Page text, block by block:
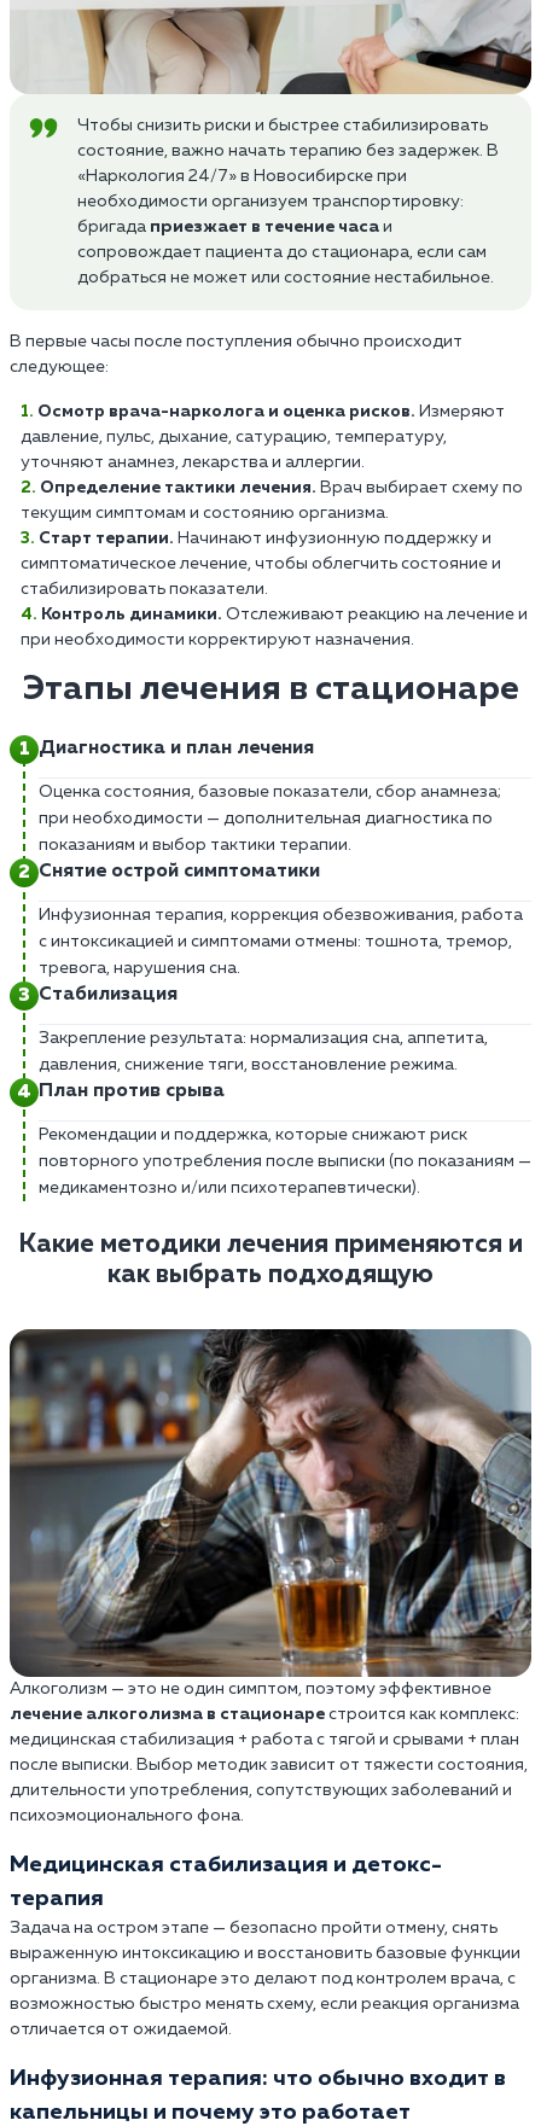
Чтобы снизить риски и быстрее стабилизировать
состояние, важно начать терапию без задержек. В
«Наркология 24/7» в Новосибирске при
необходимости организуем транспортировку:
бригада приезжает в течение часа и
сопровождает пациента до стационара, если сам
добраться не может или состояние нестабильное.
В первые часы после поступления обычно происходит
следующее:
Осмотр врача-нарколога и оценка рисков. Измеряют
давление, пульс, дыхание, сатурацию, температуру,
уточняют анамнез, лекарства и аллергии.
Определение тактики лечения. Врач выбирает схему по
текущим симптомам и состоянию организма.
Старт терапии. Начинают инфузионную поддержку и
симптоматическое лечение, чтобы облегчить состояние и
стабилизировать показатели.
Контроль динамики. Отслеживают реакцию на лечение и
при необходимости корректируют назначения.
Этапы лечения в стационаре
Диагностика и план лечения
Оценка состояния, базовые показатели, сбор анамнеза;
при необходимости — дополнительная диагностика по
показаниям и выбор тактики терапии.
Снятие острой симптоматики
Инфузионная терапия, коррекция обезвоживания, работа
с интоксикацией и симптомами отмены: тошнота, тремор,
тревога, нарушения сна.
Стабилизация
Закрепление результата: нормализация сна, аппетита,
давления, снижение тяги, восстановление режима.
План против срыва
Рекомендации и поддержка, которые снижают риск
повторного употребления после выписки (по показаниям —
медикаментозно и/или психотерапевтически).
Какие методики лечения применяются и
как выбрать подходящую
Алкоголизм — это не один симптом, поэтому эффективное
лечение алкоголизма в стационаре строится как комплекс:
медицинская стабилизация + работа с тягой и срывами + план
после выписки. Выбор методик зависит от тяжести состояния,
длительности употребления, сопутствующих заболеваний и
психоэмоционального фона.
Медицинская стабилизация и детокс-
терапия
Задача на остром этапе — безопасно пройти отмену, снять
выраженную интоксикацию и восстановить базовые функции
организма. В стационаре это делают под контролем врача, с
возможностью быстро менять схему, если реакция организма
отличается от ожидаемой.
Инфузионная терапия: что обычно входит в
капельницы и почему это работает